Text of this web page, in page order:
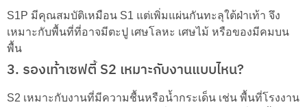
S1P มีคุณสมบัติเหมือน S1 แต่เพิ่มแผ่นกันทะลุใต้ฝ่าเท้า จึง
เหมาะกับพื้นที่ที่อาจมีตะปู เศษโลหะ เศษไม้ หรือของมีคมบน
พื้น
3. รองเท้าเซฟตี้ S2 เหมาะกับงานแบบไหน?
S2 เหมาะกับงานที่มีความชื้นหรือน้ำกระเด็น เช่น พื้นที่โรงงาน